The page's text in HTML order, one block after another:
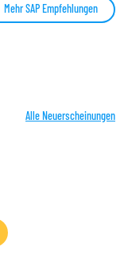
Mehr SAP Empfehlungen
Alle Neuerscheinungen